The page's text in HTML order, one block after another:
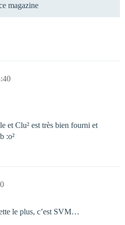
magazine
et Clu² est très bien fourni et
:o²
le plus, c’est SVM…